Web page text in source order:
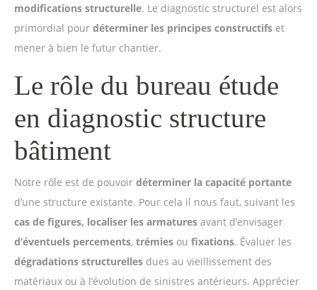
modifications structurelle. Le diagnostic structurel est alors
primordial pour déterminer les principes constructifs et
mener à bien le futur chantier.
Le rôle du bureau étude
en diagnostic structure
bâtiment
Notre rôle est de pouvoir déterminer la capacité portante
d’une structure existante. Pour cela il nous faut, suivant les
cas de figures, localiser les armatures avant d’envisager
d’éventuels percements, trémies ou fixations. Évaluer les
dégradations structurelles dues au vieillissement des
matériaux ou à l’évolution de sinistres antérieurs. Apprécier